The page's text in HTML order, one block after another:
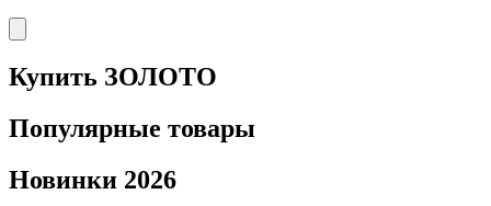
Купить ЗОЛОТО
Популярные товары
Новинки 2026